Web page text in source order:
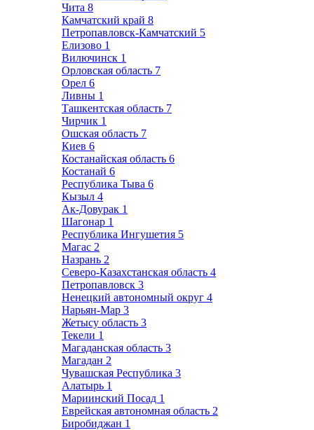
Чита 8
Камчатский край 8
Петропавловск-Камчатский 5
Елизово 1
Вилючинск 1
Орловская область 7
Орел 6
Ливны 1
Ташкентская область 7
Чирчик 1
Ошская область 7
Киев 6
Костанайская область 6
Костанай 6
Республика Тыва 6
Кызыл 4
Ак-Довурак 1
Шагонар 1
Республика Ингушетия 5
Магас 2
Назрань 2
Северо-Казахстанская область 4
Петропавловск 3
Ненецкий автономный округ 4
Нарьян-Мар 3
Жетысу область 3
Текели 1
Магаданская область 3
Магадан 2
Чувашская Республика 3
Алатырь 1
Мариинский Посад 1
Еврейская автономная область 2
Биробиджан 1